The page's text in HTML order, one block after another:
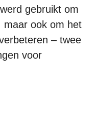
gebruikt om
maar ook om het
– twee
voor